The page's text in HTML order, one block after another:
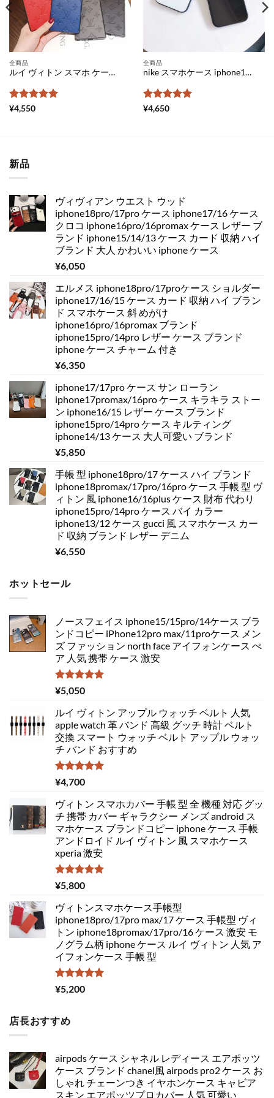
全商品
ルイ ヴィトン スマホ ケース ギャラクシー s24 ケース ブランド galaxys24+ ケース パロディ ギャラクシー s23 カバー 人気 galaxy ケース 可愛い ヴィトン 携帯 ケース galaxys22 s22 plus ぺア おすすめ
5段階中
¥4,550
全商品
nike スマホケース iphone14/14pro ガラス ケース メンズ iphone11ケース ナイキ ペア アイフォン Xs Max ケース 人気 iphone Xr ケース お 揃い シンプル iphone xr スマホケース 安い
5段階中
¥4,650
新品
ヴィヴィアン ウエスト ウッド
iphone18pro/17pro ケース iphone17/16 ケース
クロコ iphone16pro/16promax ケース レザー ブ
ランド iphone15/14/13 ケース カード 収納 ハイ
ブランド 大人 かわいい iphone ケース
¥6,050
エルメス iphone18pro/17proケース ショルダー
iphone17/16/15 ケース カード 収納 ハイ ブラン
ド スマホケース 斜 めがけ
iphone16pro/16promax ブランド
iphone15pro/14pro レザー ケース ブランド
iphone ケース チャーム 付き
¥6,350
iphone17/17pro ケース サン ローラン
iphone17promax/16pro ケース キラキラ ストー
ン iphone16/15 レザー ケース ブランド
iphone15pro/14pro ケース キルティング
iphone14/13 ケース 大人可愛い ブランド
¥5,850
手帳 型 iphone18pro/17 ケース ハイ ブランド
iphone18promax/17pro/16pro ケース 手帳 型 ヴ
ィトン 風 iphone16/16plus ケース 財布 代わり
iphone15pro/14pro ケース バイ カラー
iphone13/12 ケース gucci 風 スマホケース カー
ド 収納 ブランド レザー デニム
¥6,550
ホットセール
ノースフェイス iphone15/15pro/14ケース ブラ
ンドコピー iPhone12pro max/11proケース メン
ズ ファッション north face アイフォンケース ぺ
ア 人気 携帯 ケース 激安
5段階中
5.00
¥5,050
ルイ ヴィトン アップル ウォッチ ベルト 人気
apple watch 革 バンド 高級 グッチ 時計 ベルト
交換 スマート ウォッチ ベルト アップル ウォッ
チ バンド おすすめ
5段階中
5.00
¥4,700
ヴィトン スマホカバー 手帳 型 全 機種 対応 グッ
チ 携帯 カバー ギャラクシー メンズ android ス
マホケース ブランドコピー iphone ケース 手帳
アンドロイド ルイ ヴィトン 風 スマホケース
xperia 激安
5段階中
5.00
¥5,800
ヴィトンスマホケース手帳型
iphone18pro/17pro max/17 ケース 手帳型 ヴィ
トン iphone18promax/17pro/16 ケース 激安 モ
ノグラム柄 iphone ケース ルイ ヴィトン 人気 ア
イフォンケース 手帳 型
5段階中
5.00
¥5,200
店長おすすめ
airpods ケース シャネル レディース エアポッツ
ケース ブランド chanel風 airpods pro2 ケース お
しゃれ チェーンつき イヤホンケース キャビア
スキン エアポッツプロカバー 人気 可愛い